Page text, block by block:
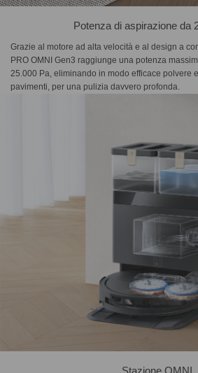
Potenza di aspirazione da
Grazie al motore ad alta velocità e al design a
PRO OMNI Gen3 raggiunge una potenza
25.000 Pa, eliminando in modo efficace polvere
pavimenti, per una pulizia davvero profonda.
Stazione OMNI